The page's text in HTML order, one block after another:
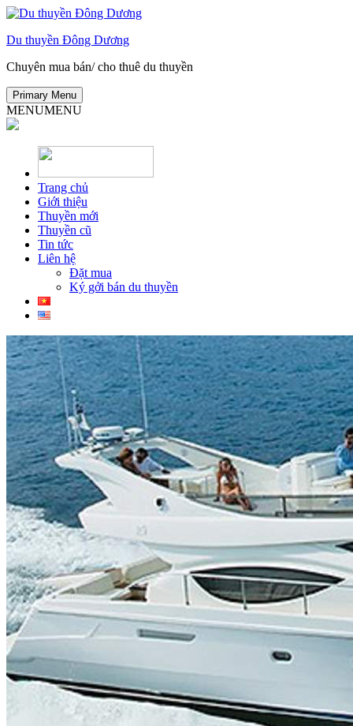
Skip
content
Du thuyền Đông Dương
Chuyên mua bán/ cho thuê du thuyền
Primary Menu
MENUMENU
Trang chủ
Giới thiệu
Thuyền mới
Thuyền cũ
Tin tức
Liên hệ
Đặt mua
Ký gởi bán du thuyền